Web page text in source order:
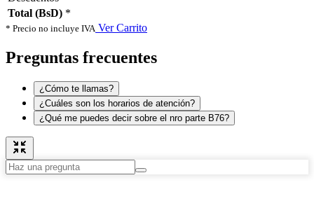
Total (BsD) *
* Precio no incluye IVA Ver Carrito
Preguntas frecuentes
¿Cómo te llamas?
¿Cuáles son los horarios de atención?
¿Qué me puedes decir sobre el nro parte B76?